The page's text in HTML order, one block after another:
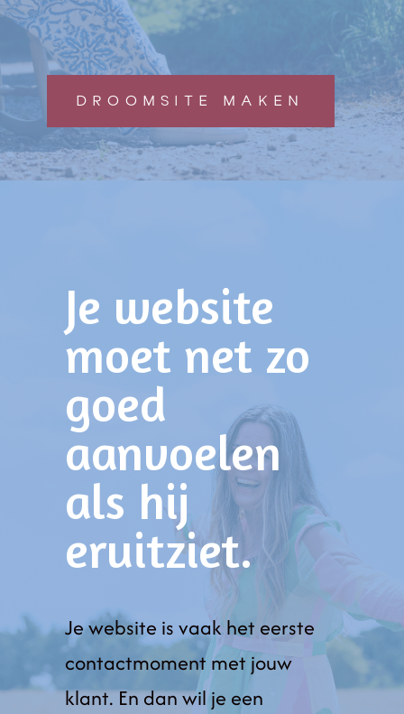
DROOMSITE MAKEN
Je website
moet net zo
goed
aanvoelen
als hij
eruitziet.
Je website is vaak het eerste
contactmoment met jouw
klant. En dan wil je een